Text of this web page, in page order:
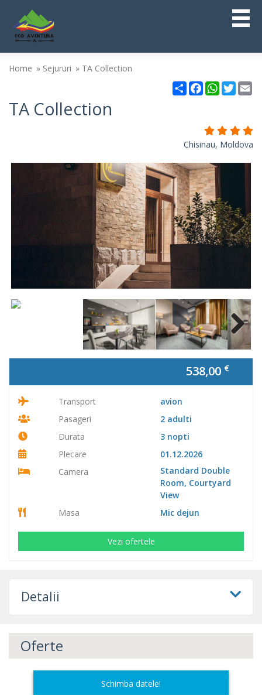
Home Sejururi TA Collection
Partajare
Facebook
TA Collection
Chisinau, Moldova
Next
Next
538,00 €
Transport
avion
Pasageri
2 adulti
Durata
3 nopti
Plecare
01.12.2026
Camera
Standard Double
Room, Courtyard
View
Masa
Mic dejun
Vezi ofertele
Detalii
Oferte
Schimba datele!